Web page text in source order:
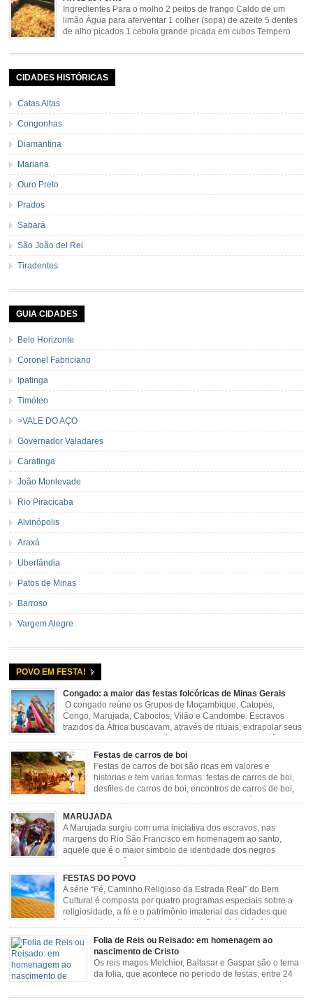
mineira/bananada#tempo-de-preparo
Ingredientes Para o molho 2 peitos de frango Caldo de um
limão Água para aferventar 1 colher (sopa) de azeite 5 dentes
de alho picados 1 cebola grande picada em cubos Tempero
pele e sem sementes 1 pitada de noz moscada Salsa e cebolinha Pimenta
CIDADES HISTÓRICAS
Catas Altas
Congonhas
Diamantina
Mariana
Ouro Preto
Prados
Sabará
São João del Rei
Tiradentes
GUIA CIDADES
Belo Horizonte
Coronel Fabriciano
Ipatinga
Timóteo
>VALE DO AÇO
Governador Valadares
Caratinga
João Monlevade
Rio Piracicaba
Alvinópolis
Araxá
Uberlândia
Patos de Minas
Barroso
Vargem Alegre
POVO EM FESTA!
Congado: a maior das festas folcóricas de Minas Gerais
O congado reúne os Grupos de Moçambique, Catopés,
Congo, Marujada, Caboclos, Vilão e Candombe. Escravos
trazidos da África buscavam, através de rituais, extrapolar seus
sentimentos e culto a sua fé. O Congado nasceu da fusão
destes ritos com a religião católica, imposta aos negros pela Igreja, surgindo
novas histórias que envolviam, sobretudo, Nossa Senhora do […]
Festas de carros de boi
Festas de carros de boi são ricas em valores e
historias e tem varias formas: festas de carros de boi,
desfiles de carros de boi, encontros de carros de boi,
de boi, carreteada, carreiros, candeeiros, boiadas, carapinas, artesãos,
exposição agropecuária, ou seja é um ponto forte […]
MARUJADA
A Marujada surgiu com uma iniciativa dos escravos, nas
margens do Rio São Francisco em homenagem ao santo,
aquele que é o maior símbolo de identidade dos negros
sendo milagroso e grande protetor de suas causas. o ponto alto da festa de
São Benedito é a Marujada. […]
FESTAS DO POVO
A série “Fé, Caminho Religioso da Estrada Real” do Bem
Cultural é composta por quatro programas especiais sobre a
religiosidade, a fé e o patrimônio imaterial das cidades que
fazem parte rota religiosa que liga os Santuários de Nossa
Senhora da Piedade (MG) e Nossa Senhora da Conceição Aparecida (SP)
pela Estrada Real. Quarto episódio […]
Folia de Reis ou Reisado: em homenagem ao
nascimento de Cristo
Os reis magos Melchior, Baltasar e Gaspar são o tema
da folia, que acontece no período de festas, entre 24
de dezembro e 06 de janeiro. Durante a festa, o líder e
seu contramestre lideram a música e o canto do grupo, passando pela